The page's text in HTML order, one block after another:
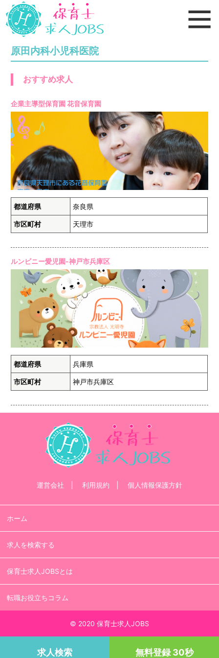
原田内科小児科医院
おすすめ求人
企業主導型保育園 花音保育園
都道府県 奈良県
市区町村 天理市
ルンビニー愛児園-神戸市兵庫区
都道府県 兵庫県
市区町村 神戸市兵庫区
運営会社 利用規約 個人情報保護方針
ホーム
求人を検索する
保育士求人JOBSとは
転職お役立ちコラム
© 2020 保育士求人JOBS
求人検索 無料登録 30秒